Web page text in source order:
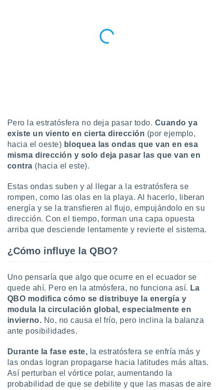
la
el
del
de
o a través
de
de
uso de
con el
mediante
publicidad
publicidad
1199
Pero la estratósfera no deja pasar todo. Cuando ya
existe un viento en cierta dirección (por ejemplo,
hacia el oeste) bloquea las ondas que van en esa
misma dirección y solo deja pasar las que van en
contra (hacia el este).
Estas ondas suben y al llegar a la estratósfera se
rompen, como las olas en la playa. Al hacerlo, liberan
energía y se la transfieren al flujo, empujándolo en su
dirección. Con el tiempo, forman una capa opuesta
arriba que desciende lentamente y revierte el sistema.
¿Cómo influye la QBO?
Uno pensaría que algo que ocurre en el ecuador se
quede ahí. Pero en la atmósfera, no funciona así. La
QBO modifica cómo se distribuye la energía y
modula la circulación global, especialmente en
invierno. No, no causa el frío, pero inclina la balanza
ante posibilidades.
Durante la fase este, la estratósfera se enfría más y
las ondas logran propagarse hacia latitudes más altas.
Así perturban el vórtice polar, aumentando la
probabilidad de que se debilite y que las masas de aire